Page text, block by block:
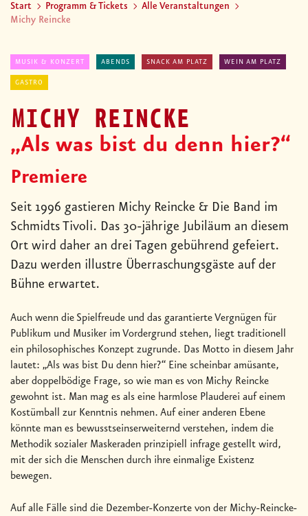
Start Programm & Tickets
Alle Veranstaltungen
Michy Reincke
MUSIK & KONZERT ABENDS SNACK AM PLATZ WEIN AM PLATZ
GASTRO
MICHY REINCKE
„Als was bist du denn hier?“
Premiere
Seit 1996 gastieren Michy Reincke & Die Band im
Schmidts Tivoli. Das 30-jährige Jubiläum an diesem
Ort wird daher an drei Tagen gebührend gefeiert.
Dazu werden illustre Überraschungsgäste auf der
Bühne erwartet.
Auch wenn die Spielfreude und das garantierte Vergnügen für
Publikum und Musiker im Vordergrund stehen, liegt traditionell
ein philosophisches Konzept zugrunde. Das Motto in diesem Jahr
lautet: „Als was bist Du denn hier?“ Eine scheinbar amüsante,
aber doppelbödige Frage, so wie man es von Michy Reincke
gewohnt ist. Man mag es als eine harmlose Plauderei auf einem
Kostümball zur Kenntnis nehmen. Auf einer anderen Ebene
könnte man es bewusstseinserweiternd verstehen, indem die
Methodik sozialer Maskeraden prinzipiell infrage gestellt wird,
mit der sich die Menschen durch ihre einmalige Existenz
bewegen.
Auf alle Fälle sind die Dezember-Konzerte von der Michy-Reincke-